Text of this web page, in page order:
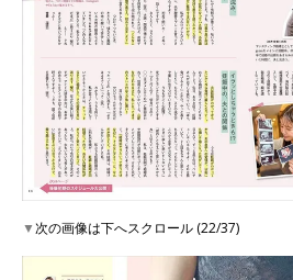
▼次の画像は下へスクロール (22/37)